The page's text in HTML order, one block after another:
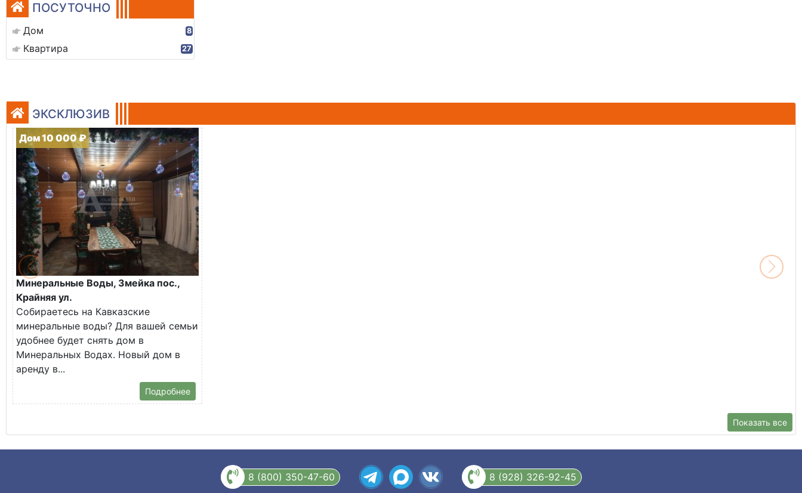
ПОСУТОЧНО
Дом 8
Квартира 27
ЭКСКЛЮЗИВ
Дом 10 000 ₽
Минеральные Воды, Змейка пос.,
Крайняя ул.
Собираетесь на Кавказские
минеральные воды? Для вашей семьи
удобнее будет снять дом в
Минеральных Водах. Новый дом в
аренду в...
Подробнее
Показать все
8 (800) 350-47-60 8 (928) 326-92-45